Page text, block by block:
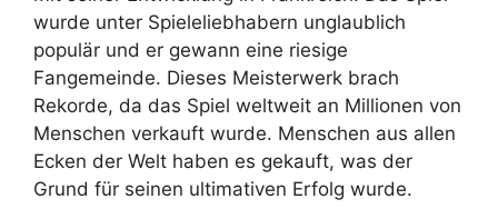
wurde unter Spieleliebhabern unglaublich
populär und er gewann eine riesige
Fangemeinde. Dieses Meisterwerk brach
Rekorde, da das Spiel weltweit an Millionen von
Menschen verkauft wurde. Menschen aus allen
Ecken der Welt haben es gekauft, was der
Grund für seinen ultimativen Erfolg wurde.